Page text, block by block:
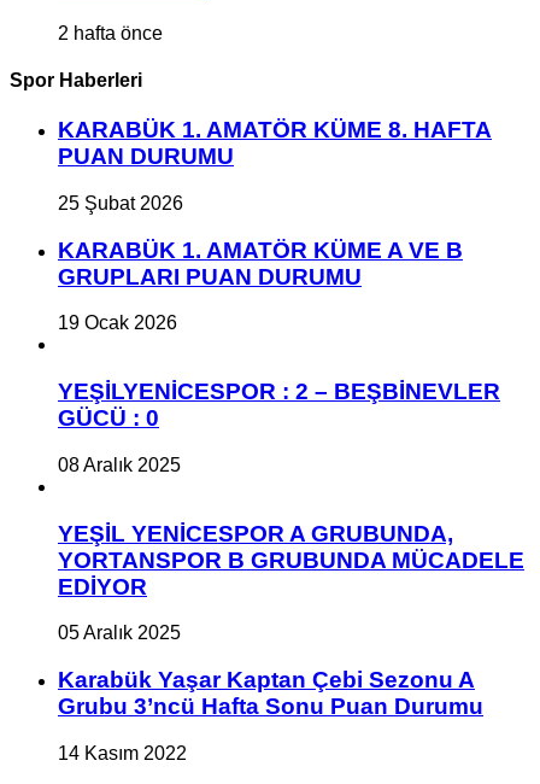
2 hafta önce
Spor Haberleri
KARABÜK 1. AMATÖR KÜME 8. HAFTA
PUAN DURUMU
25 Şubat 2026
KARABÜK 1. AMATÖR KÜME A VE B
GRUPLARI PUAN DURUMU
19 Ocak 2026
YEŞİLYENİCESPOR : 2 – BEŞBİNEVLER
GÜCÜ : 0
08 Aralık 2025
YEŞİL YENİCESPOR A GRUBUNDA,
YORTANSPOR B GRUBUNDA MÜCADELE
EDİYOR
05 Aralık 2025
Karabük Yaşar Kaptan Çebi Sezonu A
Grubu 3’ncü Hafta Sonu Puan Durumu
14 Kasım 2022